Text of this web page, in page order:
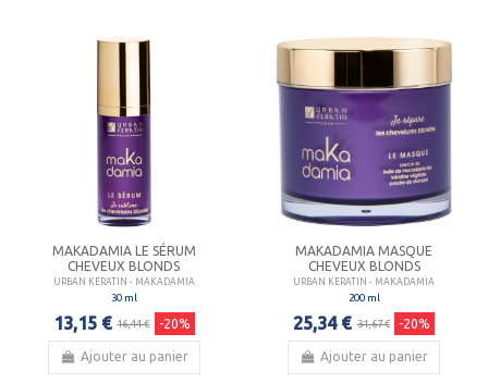
MAKADAMIA LE SÉRUM
CHEVEUX BLONDS
URBAN KERATIN - MAKADAMIA
30 ml
13,15 € 16,44 € -20%
Ajouter au panier
MAKADAMIA MASQUE
CHEVEUX BLONDS
URBAN KERATIN - MAKADAMIA
200 ml
25,34 € 31,67 € -20%
Ajouter au panier